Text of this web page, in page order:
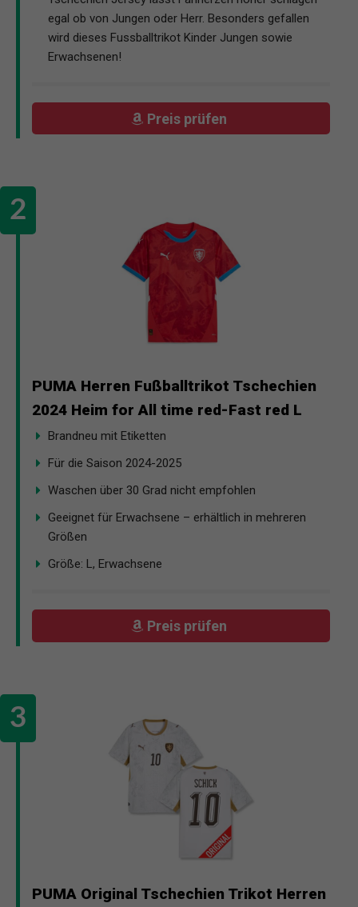
egal ob von Jungen oder Herr. Besonders gefallen
wird dieses Fussballtrikot Kinder Jungen sowie
Erwachsenen!
Preis prüfen
PUMA Herren Fußballtrikot Tschechien
2024 Heim for All time red-Fast red L
Brandneu mit Etiketten
Für die Saison 2024-2025
Waschen über 30 Grad nicht empfohlen
Geeignet für Erwachsene – erhältlich in mehreren
Größen
Größe: L, Erwachsene
Preis prüfen
PUMA Original Tschechien Trikot Herren